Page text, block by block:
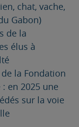
chat, vache,
Gabon)
de la
élus à
la Fondation
en 2025 une
sur la voie